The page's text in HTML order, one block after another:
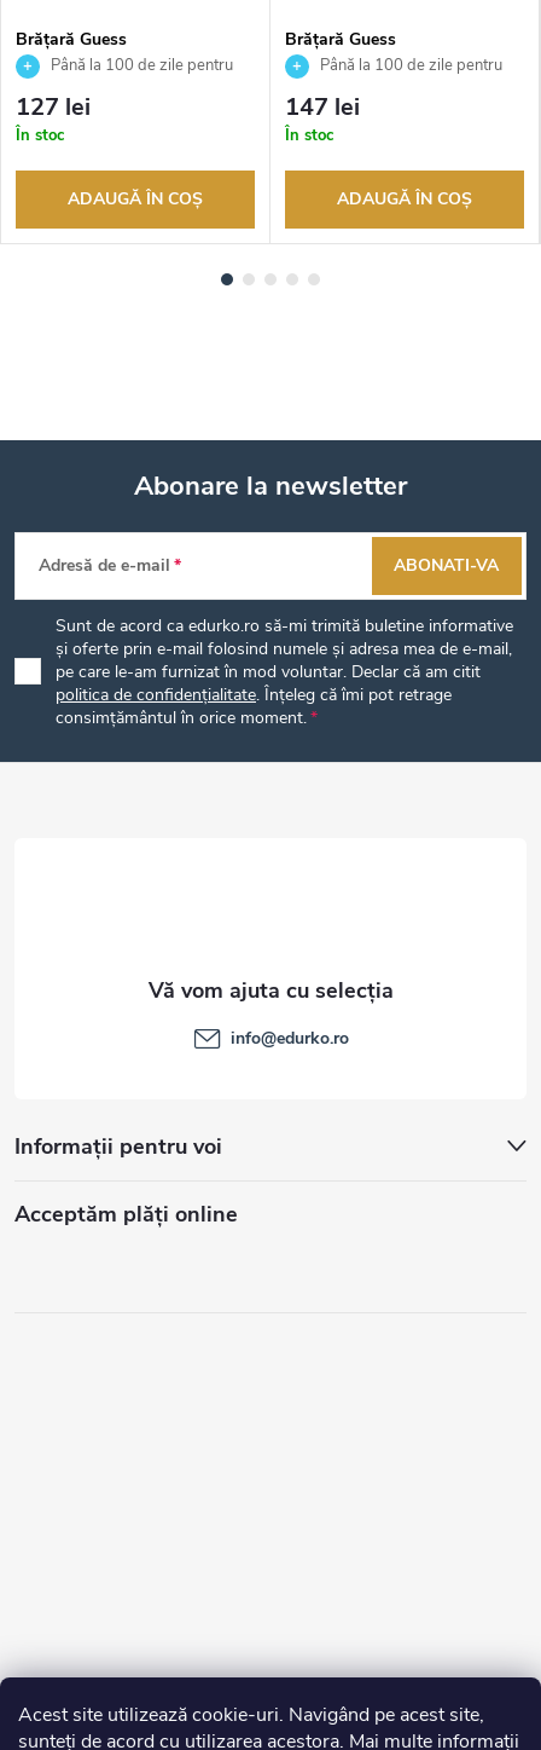
Acest site utilizează cookie-uri. Navigând pe acest site,
sunteți de acord cu utilizarea acestora. Mai multe informații
Brățară Guess
JUBB02248JWYGS
Până la 100 de zile pentru
returnarea bunurilor. Vânzător
autorizat
127 lei
În stoc
ADAUGĂ ÎN COŞ
Brățară Guess
JUBB04163JWRHS
Până la 100 de zile pentru
returnarea bunurilor. Vânzător
autorizat
147 lei
În stoc
ADAUGĂ ÎN COŞ
S
u
b
o
Abonare la newsletter
Adresă de e-mail
Sunt de acord ca edurko.ro să-mi trimită buletine informative
și oferte prin e-mail folosind numele și adresa mea de e-mail,
pe care le-am furnizat în mod voluntar. Declar că am citit
politica de confidențialitate. Înțeleg că îmi pot retrage
consimțământul în orice moment.
ABONATI-VA
Informații pentru voi
Acceptăm plăţi online
info@edurko.ro